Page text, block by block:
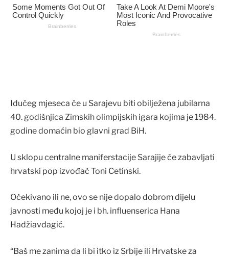
Idućeg mjeseca će u Sarajevu biti obilježena jubilarna
40. godišnjica Zimskih olimpijskih igara kojima je 1984.
godine domaćin bio glavni grad BiH.
U sklopu centralne maniferstacije Sarajije će zabavljati
hrvatski pop izvođač Toni Cetinski.
Očekivano ili ne, ovo se nije dopalo dobrom dijelu
javnosti među kojoj je i bh. influenserica Hana
Hadžiavdagić.
“Baš me zanima da li bi itko iz Srbije ili Hrvatske za